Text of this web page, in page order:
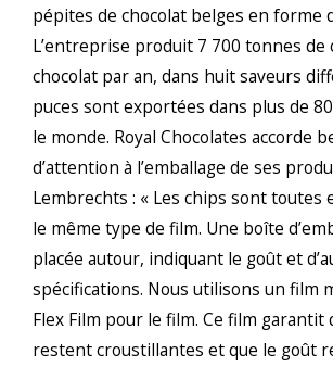
pépites de chocolat belges en forme
L’entreprise produit 7 700 tonnes de
chocolat par an, dans huit saveurs
puces sont exportées dans plus de
le monde. Royal Chocolates accorde
d’attention à l’emballage de ses
Lembrechts : « Les chips sont toutes
le même type de film. Une boîte
placée autour, indiquant le goût et
spécifications. Nous utilisons un film
Flex Film pour le film. Ce film garantit
restent croustillantes et que le goût